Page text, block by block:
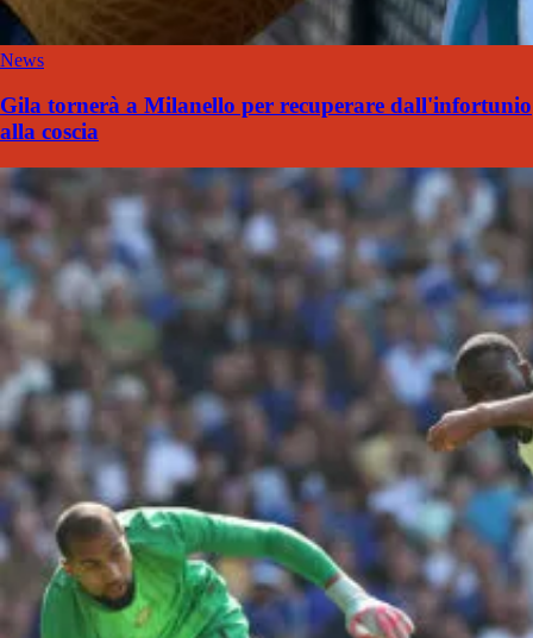
News
Gila tornerà a Milanello per recuperare dall'infortunio
alla coscia